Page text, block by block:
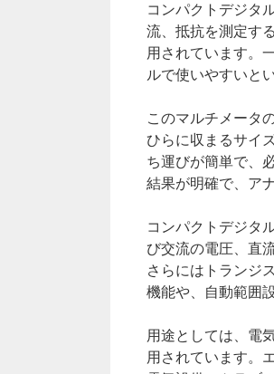
コンパクトデジタ
流、抵抗を測定す
用されています。
ルで使いやすいと
このマルチメータ
ひらに収まるサイ
ち運びが簡単で、
結果が明確で、ア
コンパクトデジタ
び交流の電圧、直
さらにはトランジ
機能や、自動範囲
用途としては、電
用されています。